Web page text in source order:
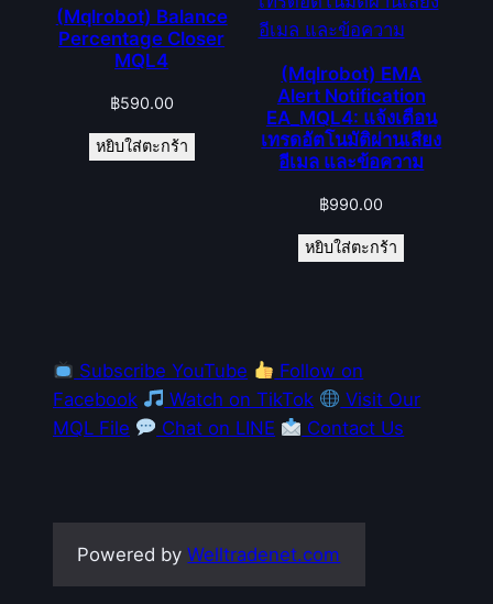
(Mqlrobot) Balance
Percentage Closer
MQL4
฿590.00
หยิบใส่ตะกร้า
(Mqlrobot) EMA
Alert Notification
EA_MQL4: แจ้งเตือน
เทรดอัตโนมัติผ่านเสียง
อีเมล และข้อความ
฿990.00
หยิบใส่ตะกร้า
Subscribe YouTube
Follow on
Facebook
Watch on TikTok
Visit Our
MQL File
Chat on LINE Contact Us
Powered byWelltradenet.com